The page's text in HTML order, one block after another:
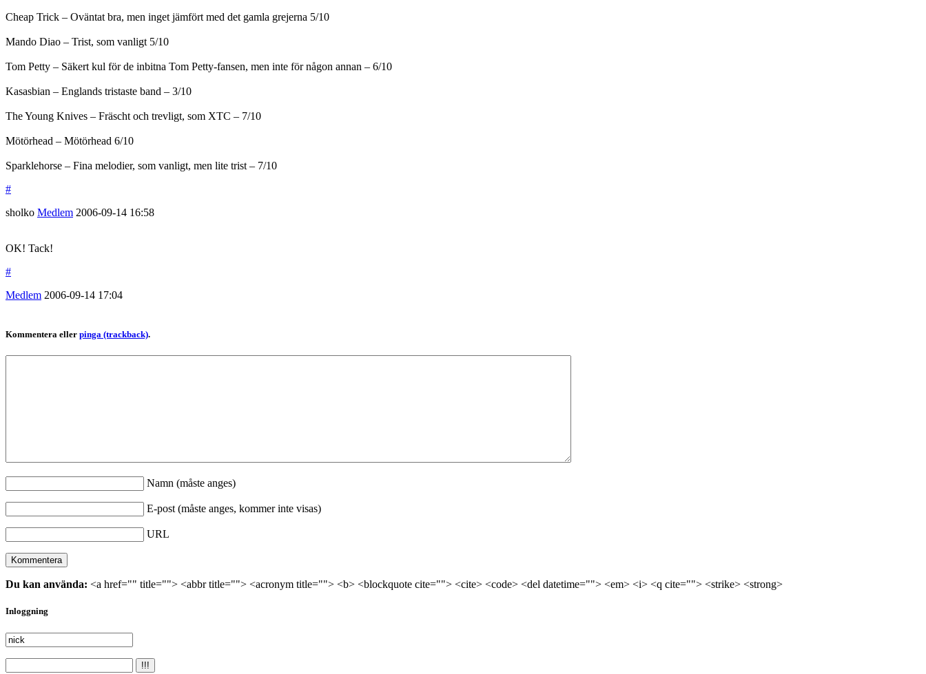
Cheap Trick – Oväntat bra, men inget jämfört med det gamla grejerna 5/10
Mando Diao – Trist, som vanligt 5/10
Tom Petty – Säkert kul för de inbitna Tom Petty-fansen, men inte för någon annan – 6/10
Kasasbian – Englands tristaste band – 3/10
The Young Knives – Fräscht och trevligt, som XTC – 7/10
Mötörhead – Mötörhead 6/10
Sparklehorse – Fina melodier, som vanligt, men lite trist – 7/10
#
sholko Medlem 2006-09-14 16:58
OK! Tack!
#
Medlem 2006-09-14 17:04
Kommentera eller pinga (trackback).
Namn (måste anges)
E-post (måste anges, kommer inte visas)
URL
Du kan använda: <a href="" title=""> <abbr title=""> <acronym title=""> <b> <blockquote cite=""> <cite> <code> <del datetime=""> <em> <i> <q cite=""> <strike> <strong>
Inloggning